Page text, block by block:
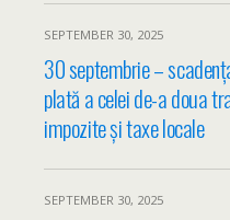
SEPTEMBER 30, 2025
30 septembrie –
plată a celei de-a doua
impozite și taxe locale
SEPTEMBER 30, 2025